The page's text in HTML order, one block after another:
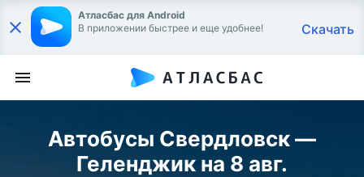
Атласбас для Android
В приложении быстрее и еще удобнее!
Скачать
Автобусы Свердловск —
Геленджик на 8 авг.